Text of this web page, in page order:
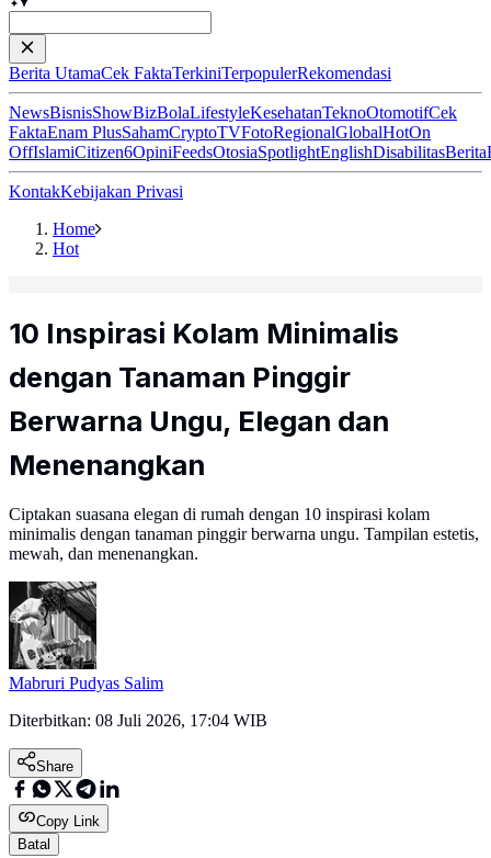
Baca lebih c
Berita UtamaCek FaktaTerkiniTerpopulerRekomendasi
NewsBisnisShowBizBolaLifestyleKesehatanTeknoOtomotifCek
FaktaEnam PlusSahamCryptoTVFotoRegionalGlobalHotOn
OffIslamiCitizen6OpiniFeedsOtosiaSpotlightEnglishDisabilitasBerita
KontakKebijakan Privasi
Home
Hot
10 Inspirasi Kolam Minimalis
dengan Tanaman Pinggir
Berwarna Ungu, Elegan dan
Menenangkan
Ciptakan suasana elegan di rumah dengan 10 inspirasi kolam
minimalis dengan tanaman pinggir berwarna ungu. Tampilan estetis,
mewah, dan menenangkan.
Mabruri Pudyas Salim
Diterbitkan: 08 Juli 2026, 17:04 WIB
Share
Copy Link
Batal